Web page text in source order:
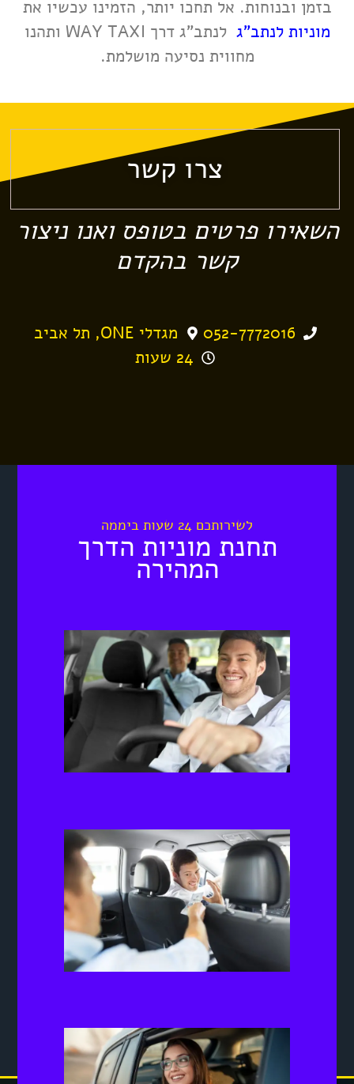
בזמן ובנוחות. אל תחכו יותר, הזמינו עכשיו את
מוניות לנתב"ג
לנתב"ג דרך WAY TAXI ותהנו
מחווית נסיעה מושלמת.
צרו קשר
השאירו פרטים בטופס ואנו ניצור
קשר בהקדם
052-7772016
מגדלי ONE, תל אביב
24 שעות
לשירותכם 24 שעות ביממה
תחנת מוניות הדרך
המהירה